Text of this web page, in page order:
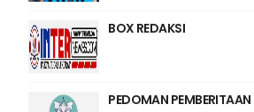
BOX REDAKSI
PEDOMAN PEMBERITAAN